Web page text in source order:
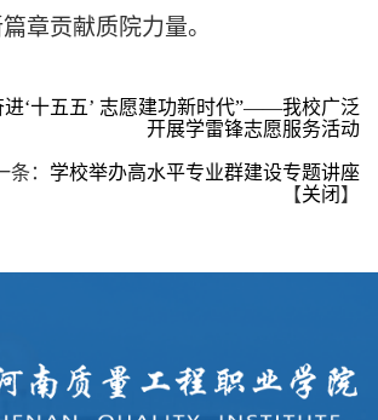
章贡献质院力量。
进‘十五五’ 志愿建功新时代”——我校广泛
开展学雷锋志愿服务活动
条： 学校举办高水平专业群建设专题讲座
【关闭 】